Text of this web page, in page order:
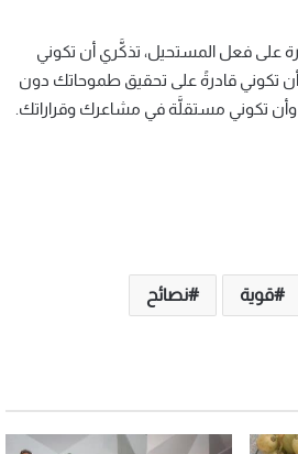
على فعل المستحيل، تذكَّري أن تكوني
تكوني قادرةً على تحقيق طموحاتك دون
وأن تكوني مستقلَّة في مشاعرك وقراراتك.
قوية نصائح